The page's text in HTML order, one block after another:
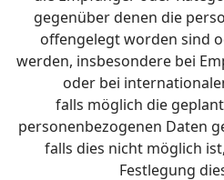
gegenüber denen die
offengelegt worden sind
werden, insbesondere bei
oder bei
falls möglich die
personenbezogenen Daten
falls dies nicht möglich
Festlegung